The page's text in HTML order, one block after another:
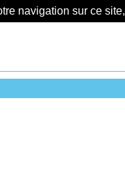
navigation sur ce